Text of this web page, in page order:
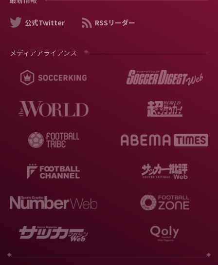
公式Twitter RSSリーダー
メディアアライアンス